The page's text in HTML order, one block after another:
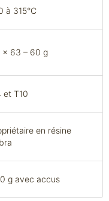
à 315°C
x 63 – 60 g
et T10
en résine
g avec accus